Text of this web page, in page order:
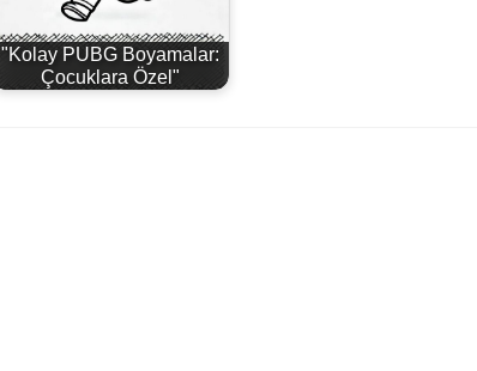
"Kolay PUBG Boyamalar:
Çocuklara Özel"